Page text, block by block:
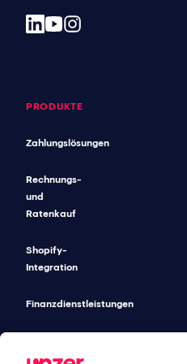
PRODUKTE
Zahlungslösungen
Rechnungs-
und
Ratenkauf
Shopify-
Integration
Finanzdienstleistungen
Lösungen